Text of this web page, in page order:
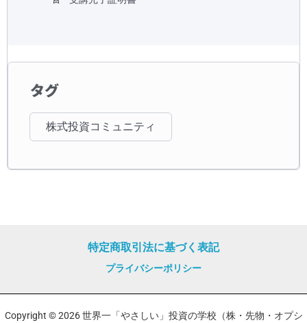
タグ
株式投資コミュニティ
特定商取引法に基づく表記
プライバシーポリシー
Copyright © 2026 世界一「やさしい」投資の学校（株・先物・オプシ